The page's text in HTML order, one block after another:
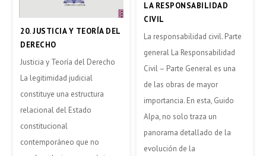
20. JUSTICIA Y TEORÍA DEL
DERECHO
Justicia y Teoría del Derecho
La legitimidad judicial
constituye una estructura
relacional del Estado
constitucional
contemporáneo que no
LA RESPONSABILIDAD
CIVIL
La responsabilidad civil. Parte
general La Responsabilidad
Civil – Parte General es una
de las obras de mayor
importancia. En esta, Guido
Alpa, no solo traza un
panorama detallado de la
evolución de la